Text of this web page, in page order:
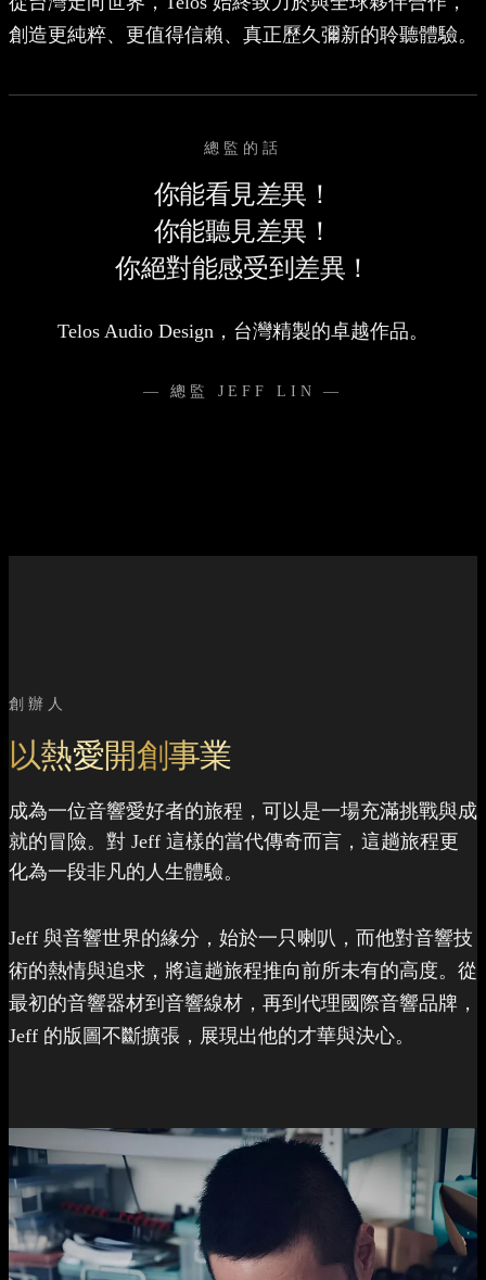
創造更純粹、更值得信賴、真正歷久彌新的聆聽體驗。
總監的話
你能看見差異！
你能聽見差異！
你絕對能感受到差異！
Telos Audio Design，台灣精製的卓越作品。
— 總監 JEFF LIN —
創辦人
以熱愛開創事業
成為一位音響愛好者的旅程，可以是一場充滿挑戰與成
就的冒險。對 Jeff 這樣的當代傳奇而言，這趟旅程更
化為一段非凡的人生體驗。
Jeff 與音響世界的緣分，始於一只喇叭，而他對音響技
術的熱情與追求，將這趟旅程推向前所未有的高度。從
最初的音響器材到音響線材，再到代理國際音響品牌，
Jeff 的版圖不斷擴張，展現出他的才華與決心。